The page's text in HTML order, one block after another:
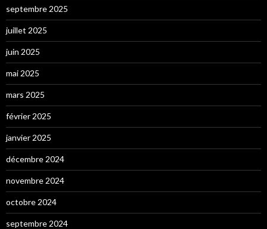
septembre 2025
juillet 2025
juin 2025
mai 2025
mars 2025
février 2025
janvier 2025
décembre 2024
novembre 2024
octobre 2024
septembre 2024